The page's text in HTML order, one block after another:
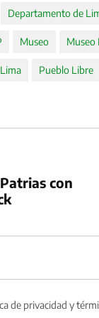
Departamento de
Museo Museo
Pueblo Libre
con
de privacidad y